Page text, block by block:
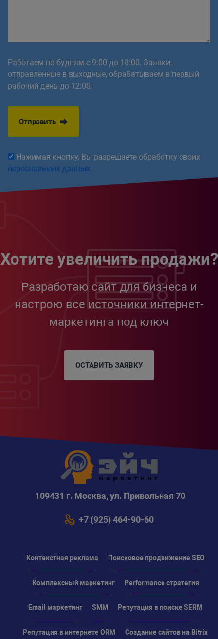
Работаем по будням с 9:00 до 18:00. Заявки,
отправленные в выходные, обрабатываем в первый
рабочий день до 12:00.
Отправить
Нажимая кнопку, Вы разрешаете обработку своих
персональных данных
Хотите увеличить продажи?
Разработаю сайт для бизнеса и
настрою все источники интернет-
маркетинга под ключ
ОСТАВИТЬ ЗАЯВКУ
109431 г. Москва, ул. Привольная 70
+7 (925) 464-90-60
Контекстная реклама Поисковое продвижение SEO
Комплексный маркетинг Performance стратегия
Email маркетинг SMM Репутация в поиске SERM
Репутация в интернете ORM Создание сайтов на Bitrix